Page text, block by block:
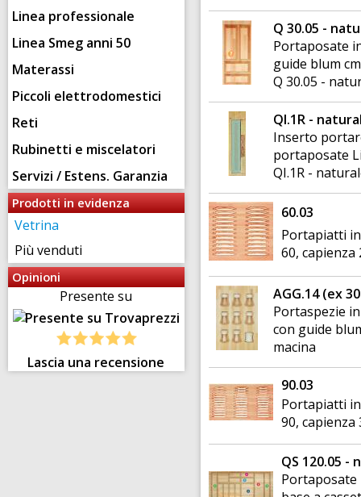
Linea professionale
Linea Smeg anni 50
Materassi
Piccoli elettrodomestici
Reti
Rubinetti e miscelatori
Servizi / Estens. Garanzia
Prodotti in evidenza
Vetrina
Più venduti
Opinioni
Presente su
Lascia una recensione
Q 30.05 -
Portaposate
guide blum
Q 30.05 -
QI.1R -
Inserto
portaposate
QI.1R -
60.03
Portapiatti
60,
AGG.14 (ex
Portaspezie
con guide
macina
90.03
Portapiatti
90,
QS 120.05 -